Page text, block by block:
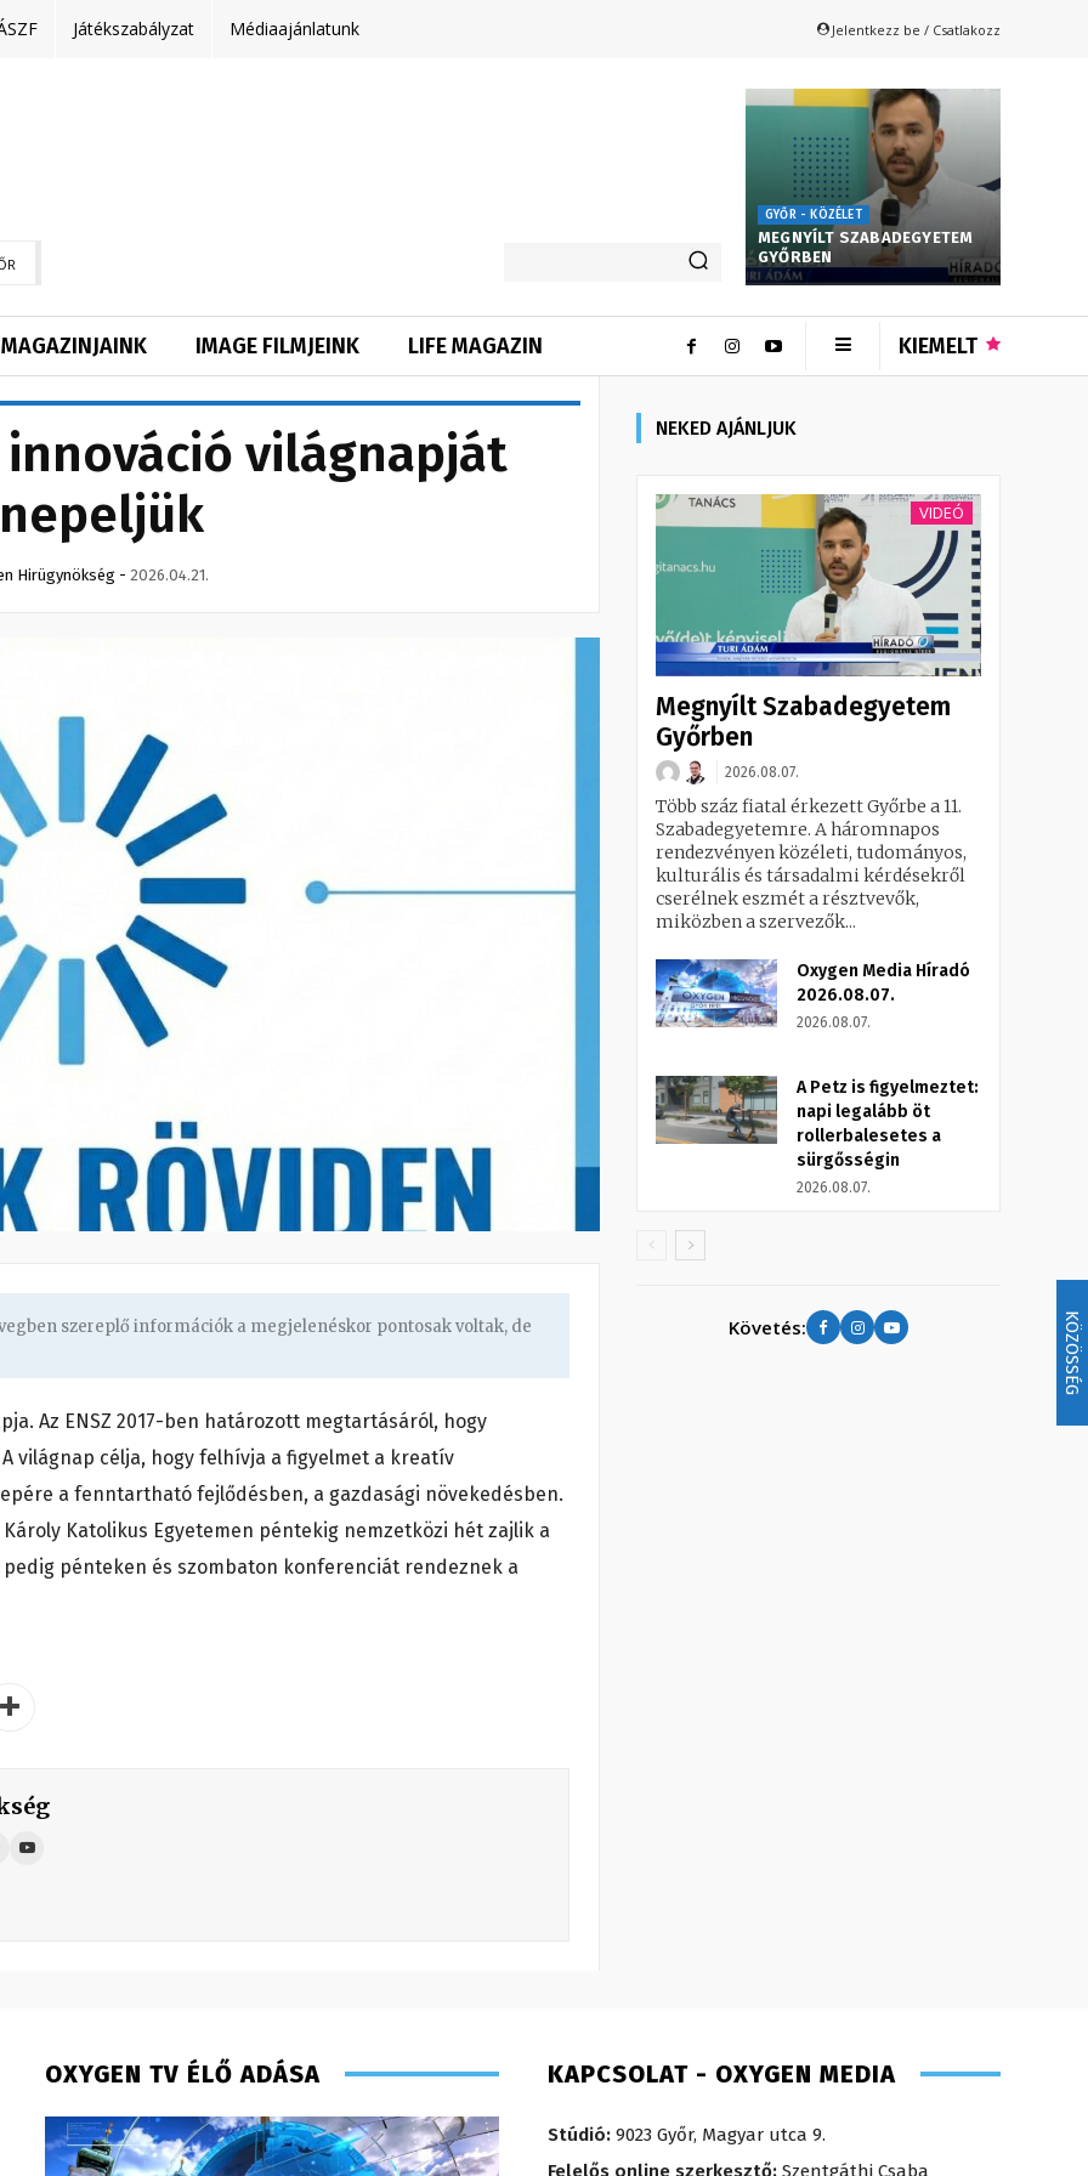
KÖZÖSSÉG
Játékszabályzat Médiaajánlatunk Jelentkezz be / Csatlakozz
GYŐR - KÖZÉLET
MEGNYÍLT SZABADEGYETEM
GYŐRBEN
MAGAZINJAINK IMAGE FILMJEINK LIFE MAGAZIN KIEMELT
világnapját
Hirügynökség - 2026.04.21.
szereplő információk a megjelenéskor pontosak voltak, de
Az ENSZ 2017-ben határozott megtartásáról, hogy
világnap célja, hogy felhívja a figyelmet a kreatív
a fenntartható fejlődésben, a gazdasági növekedésben.
Katolikus Egyetemen péntekig nemzetközi hét zajlik a
pénteken és szombaton konferenciát rendeznek a
NEKED AJÁNLJUK
VIDEÓ
Megnyílt Szabadegyetem
Győrben
2026.08.07.
Több száz fiatal érkezett Győrbe a 11.
Szabadegyetemre. A háromnapos
rendezvényen közéleti, tudományos,
kulturális és társadalmi kérdésekről
cserélnek eszmét a résztvevők,
miközben a szervezők...
Oxygen Media Híradó
2026.08.07.
2026.08.07.
A Petz is figyelmeztet:
napi legalább öt
rollerbalesetes a
sürgősségin
2026.08.07.
Követés:
OXYGEN TV ÉLŐ ADÁSA KAPCSOLAT - OXYGEN MEDIA
Stúdió: 9023 Győr, Magyar utca 9.
Felelős online szerkesztő: Szentgáthi Csaba